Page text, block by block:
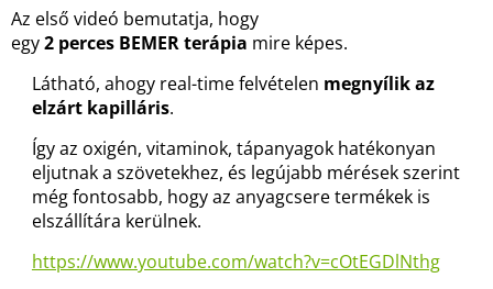
Az első videó bemutatja, hogy
egy2 perces BEMERterápia mire képes.
Látható, ahogy real-time felvételen megnyílikaz
elzárt kapilláris.
Így az oxigén, vitaminok, tápanyagok hatékonyan
eljutnak a szövetekhez, és legújabb mérések szerint
még fontosabb, hogy az anyagcsere termékek is
elszállítára kerülnek.
https://www.youtube.com/watch?v=cOtEGDlNthg